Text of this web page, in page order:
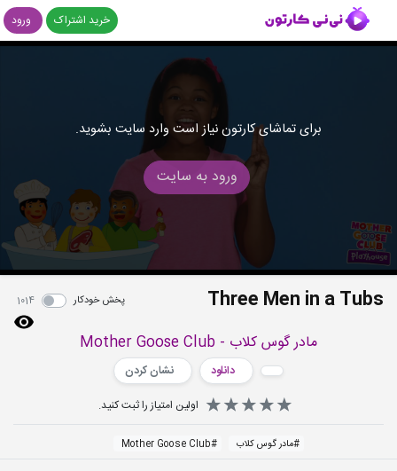
خرید اشتراک ورود
برای تماشای کارتون نیاز است وارد سایت بشوید.
ورود به سایت
Three Men in a Tubs پخش خودکار 1014
مادر گوس کلاب - Mother Goose Club
دانلود
نشان کردن
اولین امتیاز را ثبت کنید.
#مادر گوس کلاب #
Mother Goose Club